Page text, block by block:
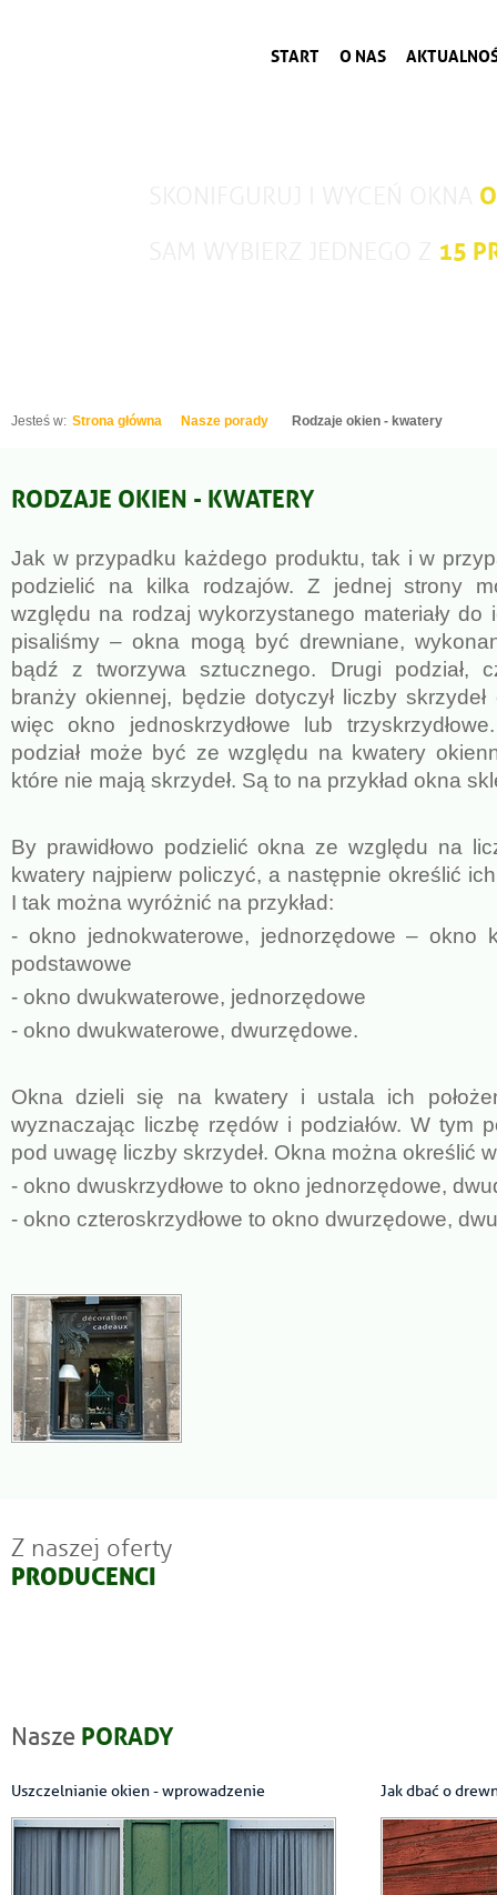
START O NAS
15
Jesteś w: Strona główna Nasze porady Rodzaje okien - kwatery
RODZAJE OKIEN - KWATERY
Jak w przypadku każdego produktu, tak i w
podzielić na kilka rodzajów. Z jednej strony
względu na rodzaj wykorzystanego materiały do
pisaliśmy – okna mogą być drewniane,
bądź z tworzywa sztucznego. Drugi podział,
branży okiennej, będzie dotyczył liczby
więc okno jednoskrzydłowe lub
podział może być ze względu na kwatery
które nie mają skrzydeł. Są to na przykład okna
By prawidłowo podzielić okna ze względu na
kwatery najpierw policzyć, a następnie określić
I tak można wyróżnić na przykład:
- okno jednokwaterowe, jednorzędowe – okno
podstawowe
- okno dwukwaterowe, jednorzędowe
- okno dwukwaterowe, dwurzędowe.
Okna dzieli się na kwatery i ustala ich
wyznaczając liczbę rzędów i podziałów. W tym
pod uwagę liczby skrzydeł. Okna można określić
- okno dwuskrzydłowe to okno jednorzędowe,
- okno czteroskrzydłowe to okno dwurzędowe,
Z naszej oferty
PRODUCENCI
Nasze PORADY
Uszczelnianie okien - wprowadzenie Jak dbać o